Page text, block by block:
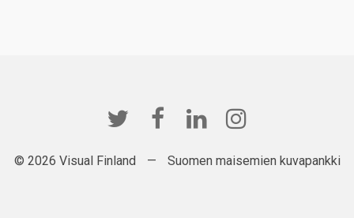
© 2026 Visual Finland — Suomen maisemien kuvapankki